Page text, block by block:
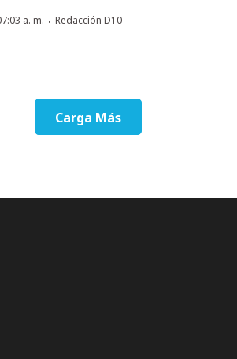
a. m. ·Redacción D10
Carga Más